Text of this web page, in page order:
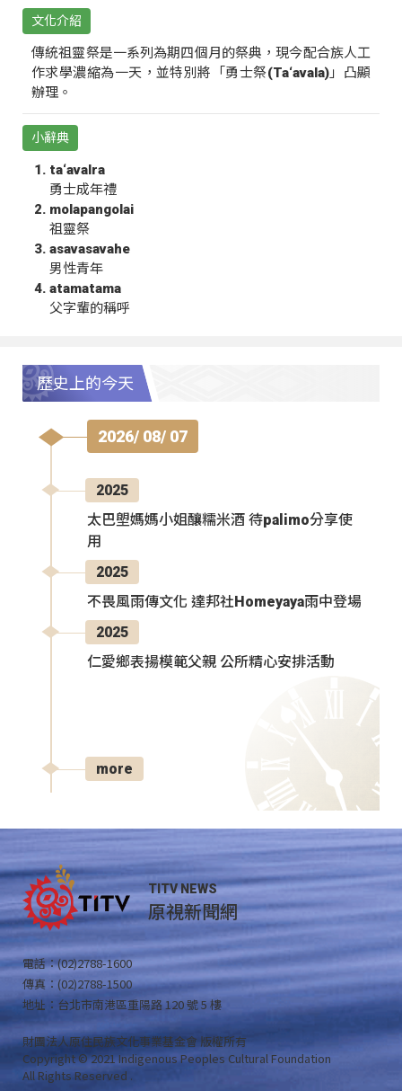
文化介紹
傳統祖靈祭是一系列為期四個月的祭典，現今配合族人工
作求學濃縮為一天，並特別將「勇士祭(Ta‘avala)」凸顯
辦理。
小辭典
ta‘avalra
勇士成年禮
molapangolai
祖靈祭
asavasavahe
男性青年
atamatama
父字輩的稱呼
歷史上的今天
2026/ 08/ 07
2025
太巴塱媽媽小姐釀糯米酒 待palimo分享使
用
2025
不畏風雨傳文化 達邦社Homeyaya雨中登場
2025
仁愛鄉表揚模範父親 公所精心安排活動
more
TITV NEWS
原視新聞網
電話：(02)2788-1600
傳真：(02)2788-1500
地址：台北市南港區重陽路 120 號 5 樓
財團法人原住民族文化事業基金會 版權所有
Copyright © 2021 Indigenous Peoples Cultural Foundation
All Rights Reserved .